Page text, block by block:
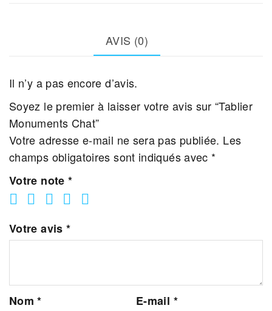
AVIS (0)
Il n’y a pas encore d’avis.
Soyez le premier à laisser votre avis sur “Tablier
Monuments Chat”
Votre adresse e-mail ne sera pas publiée. Les
champs obligatoires sont indiqués avec *
Votre note *
Votre avis *
Nom* E-mail *